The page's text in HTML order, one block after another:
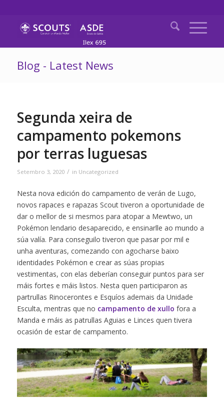
Blog - Latest News
Segunda xeira de
campamento pokemons
por terras luguesas
Setembro 3, 2020 / in Uncategorized
Nesta nova edición do campamento de verán de Lugo,
novos rapaces e rapazas Scout tiveron a oportunidade de
dar o mellor de si mesmos para atopar a Mewtwo, un
Pokémon lendario desaparecido, e ensinarlle ao mundo a
súa valía. Para conseguilo tiveron que pasar por mil e
unha aventuras, comezando con agocharse baixo
identidades Pokémon e crear as súas propias
vestimentas, con elas deberían conseguir puntos para ser
máis fortes e máis listos. Nesta quen participaron as
partrullas Rinocerontes e Esquíos ademais da Unidade
Esculta, mentras que no campamento de xullo fora a
Manda e máis as patrullas Aguias e Linces quen tivera
ocasión de estar de campamento.